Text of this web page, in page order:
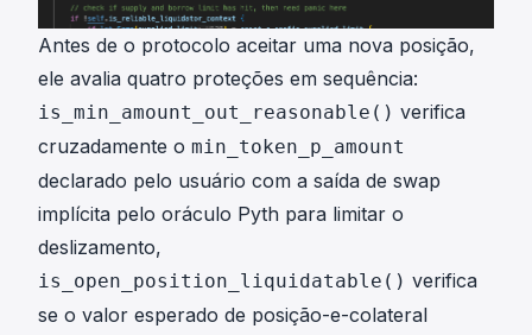
Antes de o protocolo aceitar uma nova posição,
ele avalia quatro proteções em sequência:
is_min_amount_out_reasonable() verifica
cruzadamente o min_token_p_amount
declarado pelo usuário com a saída de swap
implícita pelo oráculo Pyth para limitar o
deslizamento,
is_open_position_liquidatable() verifica
se o valor esperado de posição-e-colateral